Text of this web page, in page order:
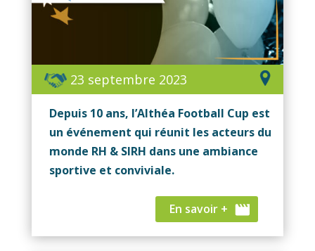
23 septembre 2023
Depuis 10 ans, l’Althéa Football Cup est
un événement qui réunit les acteurs du
monde RH & SIRH dans une ambiance
sportive et conviviale.
En savoir +